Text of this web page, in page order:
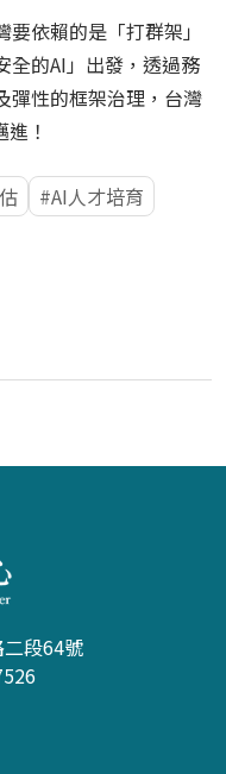
依賴的是「打群架」
全的AI」出發，透過務
彈性的框架治理，台灣
！
AI人才培育
段64號